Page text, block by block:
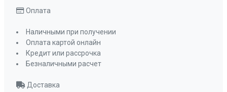
ПРОМО Скидка
Оплата
Наличными при получении
Оплата картой онлайн
Кредит или рассрочка
Безналичными расчет
Доставка